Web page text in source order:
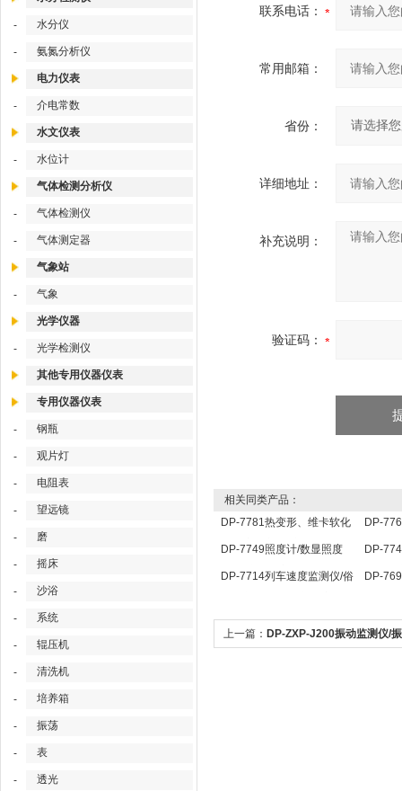
- 水分仪
- 氨氮分析仪
电力仪表
- 介电常数
水文仪表
- 水位计
气体检测分析仪
- 气体检测仪
- 气体测定器
气象站
- 气象
光学仪器
- 光学检测仪
其他专用仪器仪表
专用仪器仪表
- 钢瓶
- 观片灯
- 电阻表
- 望远镜
- 磨
- 摇床
- 沙浴
- 系统
- 辊压机
- 清洗机
- 培养箱
- 振荡
- 表
- 透光
联系电话：
常用邮箱：
省份：
详细地址：
补充说明：
验证码：
相关同类产品：
DP-7781热变形、维卡软化
点温度测定仪/维卡仪
DP-
器/孔
DP-7749照度计/数显照度
计/便携式照度计
DP-
器/自
DP-7714列车速度监测仪/俗
DP-
上一篇： DP-ZXP-J200振动监测仪/